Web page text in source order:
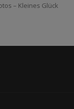
– Kleines Glück